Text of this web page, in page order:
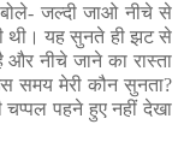
जल्दी जाओ नीचे से
थी। यह सुनते ही झट से
और नीचे जाने का रास्ता
समय मेरी कौन सुनता?
चप्पल पहने हुए नहीं देखा